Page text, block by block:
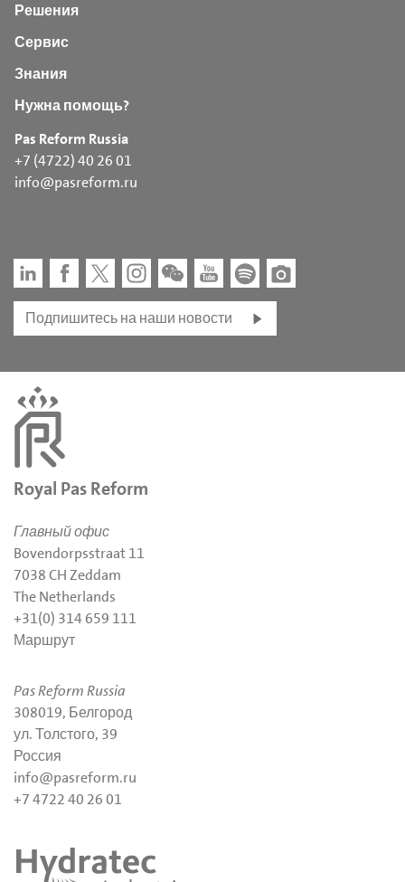
Решения
Сервис
Знания
Нужна помощь?
Pas Reform Russia
+7 (4722) 40 26 01
info@pasreform.ru
Подпишитесь на наши новости
Royal Pas Reform
Главный офис
Bovendorpsstraat 11
7038 CH Zeddam
The Netherlands
+31(0) 314 659 111
Маршрут
Pas Reform Russia
308019, Белгород
ул. Толстого, 39
Россия
info@pasreform.ru
+7 4722 40 26 01